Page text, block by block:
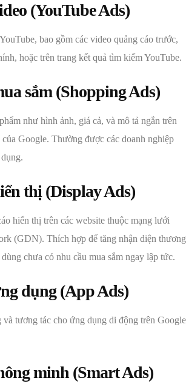
(YouTube Ads)
bao gồm các video quảng cáo trước,
hoặc trên trang kết quả tìm kiếm YouTube.
sắm (Shopping Ads)
như hình ảnh, giá cả, và mô tả ngắn trên
Google. Thường được các doanh nghiệp
thị (Display Ads)
hiển thị trên các website thuộc mạng lưới
(GDN). Thích hợp để tăng nhận diện thương
chưa có nhu cầu mua sắm ngay lập tức.
dụng (App Ads)
tương tác cho ứng dụng di động trên Google
minh (Smart Ads)